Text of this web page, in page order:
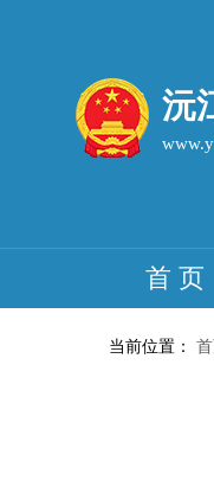
沅
首 页
当前位置：